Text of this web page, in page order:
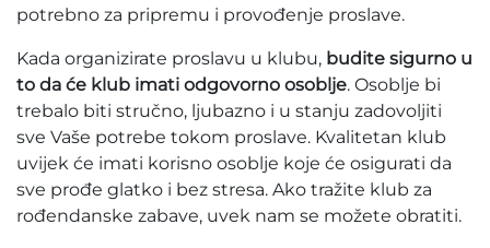
potrebno za pripremu i provođenje proslave.
Kada organizirate proslavu u klubu, budite sigurno u
to da će klub imati odgovorno osoblje. Osoblje bi
trebalo biti stručno, ljubazno i u stanju zadovoljiti
sve Vaše potrebe tokom proslave. Kvalitetan klub
uvijek će imati korisno osoblje koje će osigurati da
sve prođe glatko i bez stresa. Ako tražite klub za
rođendanske zabave, uvek nam se možete obratiti.